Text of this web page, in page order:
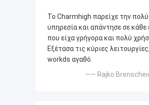
Το Charmhigh παρείχε την
υπηρεσία και απάντησε σε κάθε
που είχα γρήγορα και πολύ
Εξέτασα τις κύριες
workds αγαθό.
—— Rajko